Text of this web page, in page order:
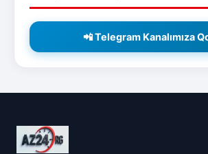
📲 Telegram Kanalımıza